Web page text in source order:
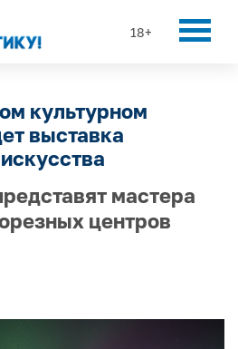
18+
культурном
выставка
мастера
центров